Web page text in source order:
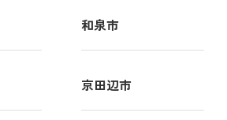
和泉市
京田辺市